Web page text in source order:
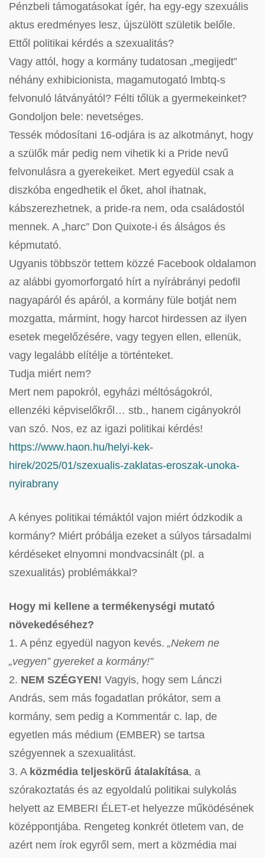
Pénzbeli támogatásokat ígér, ha egy-egy szexuális
aktus eredményes lesz, újszülött születik belőle.
Ettől politikai kérdés a szexualitás?
Vagy attól, hogy a kormány tudatosan „megijedt”
néhány exhibicionista, magamutogató lmbtq-s
felvonuló látványától? Félti tőlük a gyermekeinket?
Gondoljon bele: nevetséges.
Tessék módosítani 16-odjára is az alkotmányt, hogy
a szülők már pedig nem vihetik ki a Pride nevű
felvonulásra a gyerekeiket. Mert egyedül csak a
diszkóba engedhetik el őket, ahol ihatnak,
kábszerezhetnek, a pride-ra nem, oda családostól
mennek. A „harc” Don Quixote-i és álságos és
képmutató.
Ugyanis többször tettem közzé Facebook oldalamon
az alábbi gyomorforgató hírt a nyírábrányi pedofil
nagyapáról és apáról, a kormány füle botját nem
mozgatta, mármint, hogy harcot hirdessen az ilyen
esetek megelőzésére, vagy tegyen ellen, ellenük,
vagy legalább elítélje a történteket.
Tudja miért nem?
Mert nem papokról, egyházi méltóságokról,
ellenzéki képviselőkről… stb., hanem cigányokról
van szó. Nos, ez az igazi politikai kérdés!
https://www.haon.hu/helyi-kek-
hirek/2025/01/szexualis-zaklatas-eroszak-unoka-
nyirabrany
A kényes politikai témáktól vajon miért ódzkodik a
kormány? Miért próbálja ezeket a súlyos társadalmi
kérdéseket elnyomni mondvacsinált (pl. a
szexualitás) problémákkal?
Hogy mi kellene a termékenységi mutató
növekedéséhez?
1. A pénz egyedül nagyon kevés. „Nekem ne
„vegyen” gyereket a kormány!”
2. NEM SZÉGYEN! Vagyis, hogy sem Lánczi
András, sem más fogadatlan prókátor, sem a
kormány, sem pedig a Kommentár c. lap, de
egyetlen más médium (EMBER) se tartsa
szégyennek a szexualitást.
3. A közmédia teljeskörű átalakítása, a
szórakoztatás és az egyoldalú politikai sulykolás
helyett az EMBERI ÉLET-et helyezze működésének
középpontjába. Rengeteg konkrét ötletem van, de
azért nem írok egyről sem, mert a közmédia mai